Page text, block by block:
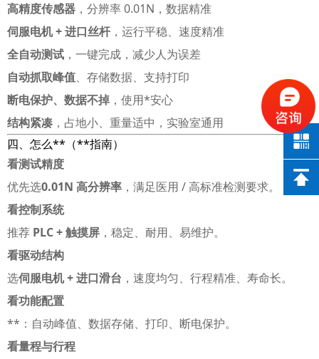
高精度传感器 ，分辨率 0.01N，数据精准
伺服电机 + 进口丝杆，运行平稳、速度精准
全自动测试 ，一键完成，减少人为误差
自动抓取峰值、存储数据、支持打印
断电保护、数据不掉 ，使用*安心
结构紧凑 ，占地小、重量适中，实验室通用
四、怎么**（**指南）
看测试精度
优先选0.01N 高分辨率 ，满足医用 / 高标准检测要求。
看控制系统
推荐 PLC + 触摸屏 ，稳定、耐用、易维护。
看驱动结构
选伺服电机 + 进口滑台 ，速度均匀、行程精准、寿命长。
看功能配置
**：自动峰值、数据存储、打印、断电保护。
看量程与行程